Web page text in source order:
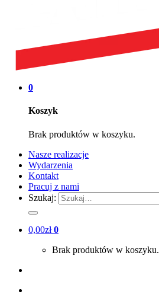
0
Koszyk
Brak produktów w koszyku.
Nasze realizacje
Wydarzenia
Kontakt
Pracuj z nami
Szukaj:
0,00zł 0
Brak produktów w koszyku.